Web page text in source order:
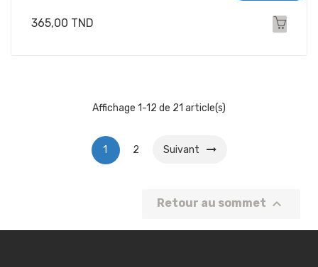
Prix
365,00 TND
Affichage 1-12 de 21 article(s)
1 2 Suivant
Retour au sommet 